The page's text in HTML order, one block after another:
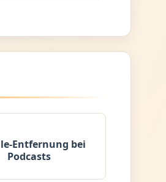
Entfernung bei
Podcasts